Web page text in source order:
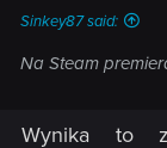
Sinkey87 said:
Na Steam
Wynika to